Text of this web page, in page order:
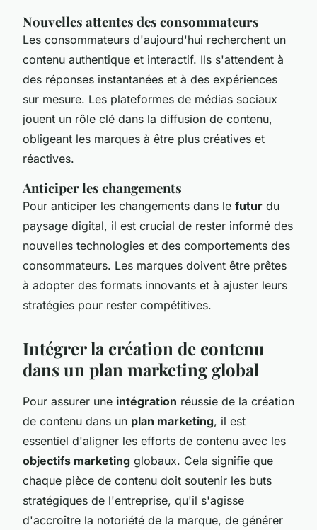
Nouvelles attentes des consommateurs
Les consommateurs d'aujourd'hui recherchent un
contenu authentique et interactif. Ils s'attendent à
des réponses instantanées et à des expériences
sur mesure. Les plateformes de médias sociaux
jouent un rôle clé dans la diffusion de contenu,
obligeant les marques à être plus créatives et
réactives.
Anticiper les changements
Pour anticiper les changements dans le futur du
paysage digital, il est crucial de rester informé des
nouvelles technologies et des comportements des
consommateurs. Les marques doivent être prêtes
à adopter des formats innovants et à ajuster leurs
stratégies pour rester compétitives.
Intégrer la création de contenu
dans un plan marketing global
Pour assurer une intégration réussie de la création
de contenu dans un plan marketing, il est
essentiel d'aligner les efforts de contenu avec les
objectifs marketing globaux. Cela signifie que
chaque pièce de contenu doit soutenir les buts
stratégiques de l'entreprise, qu'il s'agisse
d'accroître la notoriété de la marque, de générer